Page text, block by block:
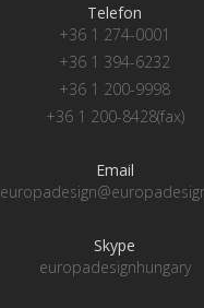
Telefon
+36 1 274-0001
+36 1 394-6232
+36 1 200-9998
+36 1 200-8428(fax)
Email
Skype
europadesignhungary